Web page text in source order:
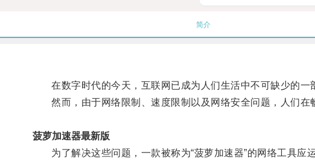
简介
在数字时代的今天，互联网已成为人们生活中不可缺少的一
然而，由于网络限制、速度限制以及网络安全问题，人们在
菠萝加速器最新版
为了解决这些问题，一款被称为“菠萝加速器”的网络工具应运